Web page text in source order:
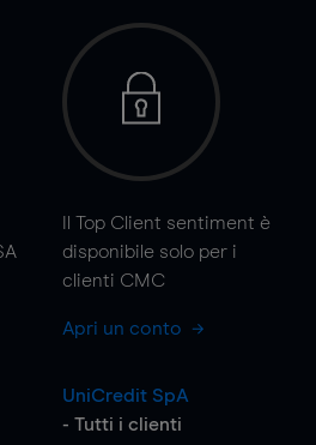
Il Top Client sentiment è
disponibile solo per i
clienti CMC
Apri un conto
UniCredit SpA
- Tutti i clienti